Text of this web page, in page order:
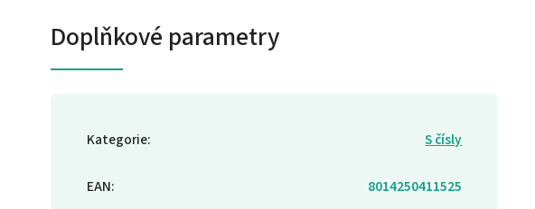
Doplňkové parametry
Kategorie: S čísly
EAN: 8014250411525